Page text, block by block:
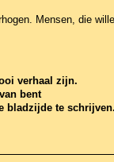
Mensen, die
verhaal zijn.
bent
bladzijde te schrijven.